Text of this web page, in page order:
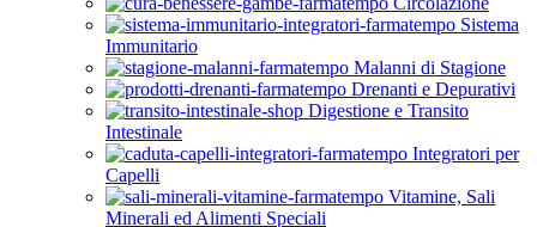
Sistema
Immunitario
Malanni di Stagione
Drenanti e Depurativi
Digestione e Transito
Intestinale
Integratori per
Capelli
Vitamine, Sali
Minerali ed Alimenti Speciali